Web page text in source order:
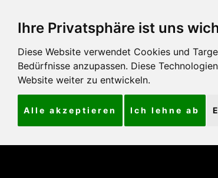
Ihre Privatsphäre ist uns
Diese Website verwendet Cookies und
Bedürfnisse anzupassen. Diese
Website weiter zu entwickeln.
Alle akzeptieren Ich lehne ab